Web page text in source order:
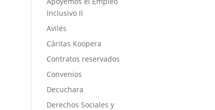
Inclusivo II
Avilés
Cáritas Koopera
Contratos reservados
Convenios
Decuchara
Derechos Sociales y